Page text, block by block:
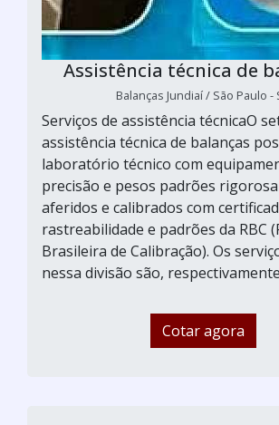
Assistência técnica de
Balanças Jundiaí / São Paulo -
Serviços de assistência técnicaO
assistência técnica de balanças
laboratório técnico com
precisão e pesos padrões
aferidos e calibrados com
rastreabilidade e padrões da RBC
Brasileira de Calibração). Os
nessa divisão são,
Cotar agora